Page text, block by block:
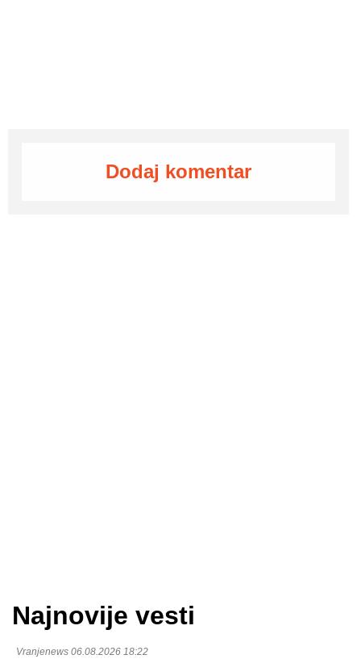
Dodaj komentar
Najnovije vesti
Vranjenews 06.08.2026 18:22